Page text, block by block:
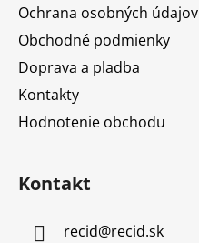
Ochrana osobných údajov
Obchodné podmienky
Doprava a pladba
Kontakty
Hodnotenie obchodu
Kontakt
recid@recid.sk